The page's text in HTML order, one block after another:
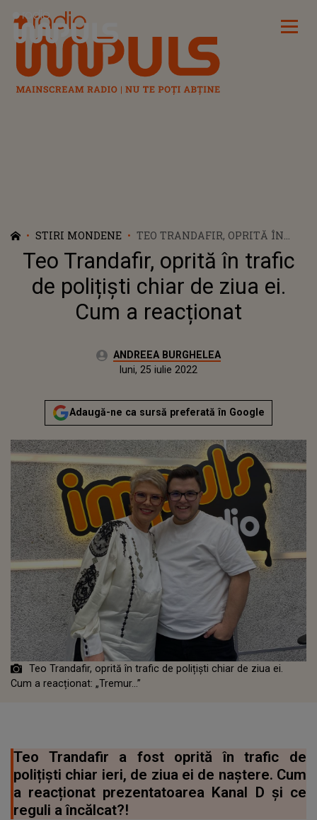
Radio Impuls
STIRI MONDENE
TEO TRANDAFIR, OPRITĂ ÎN
TRAFIC DE POLIȚIȘTI CHIAR DE
ZIUA EI. CUM A REACȚIONAT
Teo Trandafir, oprită în trafic
de polițiști chiar de ziua ei.
Cum a reacționat
Autor:ANDREEA BURGHELEA
Actualizat:
luni, 25 iulie 2022
Adaugă-ne ca sursă preferată în Google
Teo Trandafir, oprită în trafic de polițiști chiar de ziua ei.
Cum a reacționat: „Tremur...”
Teo Trandafir a fost oprită în trafic de
polițiști chiar ieri, de ziua ei de naștere. Cum
a reacționat prezentatoarea Kanal D și ce
reguli a încălcat?!